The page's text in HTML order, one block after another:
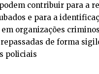
contribuir para a
e para a
organizações
de forma
policiais